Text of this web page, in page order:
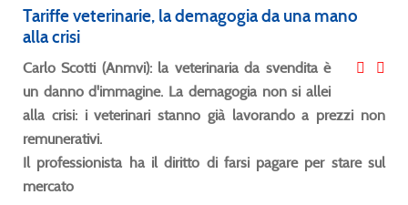
Tariffe veterinarie, la demagogia da una mano
alla crisi
Carlo Scotti (Anmvi): la veterinaria da svendita è
un danno d'immagine. La demagogia non si allei
alla crisi: i veterinari stanno già lavorando a prezzi non
remunerativi.
Il professionista ha il diritto di farsi pagare per stare sul
mercato